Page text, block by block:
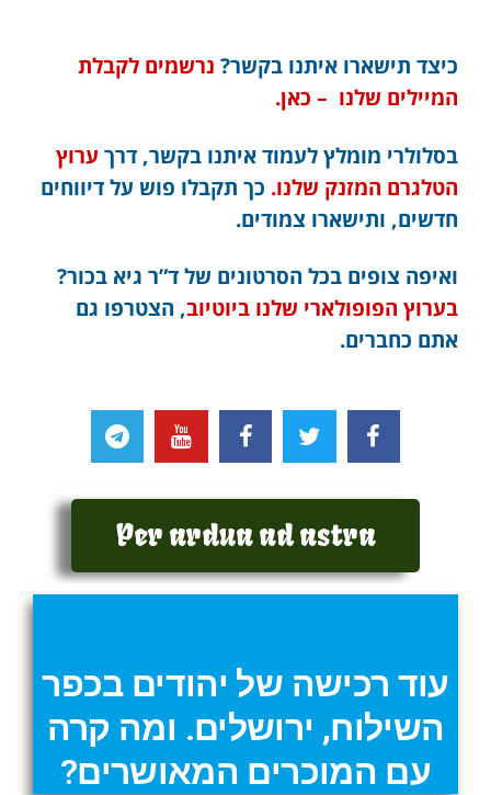
כיצד תישארו איתנו בקשר? נרשמים לקבלת
המיילים שלנו – כאן.
בסלולרי מומלץ לעמוד איתנו בקשר, דרך ערוץ
הטלגרם המזנק שלנו. כך תקבלו פוש על דיווחים
חדשים, ותישארו צמודים.
ואיפה צופים בכל הסרטונים של ד”ר גיא בכור?
בערוץ הפופולארי שלנו ביוטיוב, הצטרפו גם
אתם כחברים.
Per ardua ad astra
עוד רכישה של יהודים בכפר
השילוח, ירושלים. ומה קרה
עם המוכרים המאושרים?